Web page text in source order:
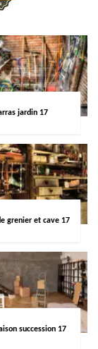
jardin 17
grenier et cave 17
succession 17